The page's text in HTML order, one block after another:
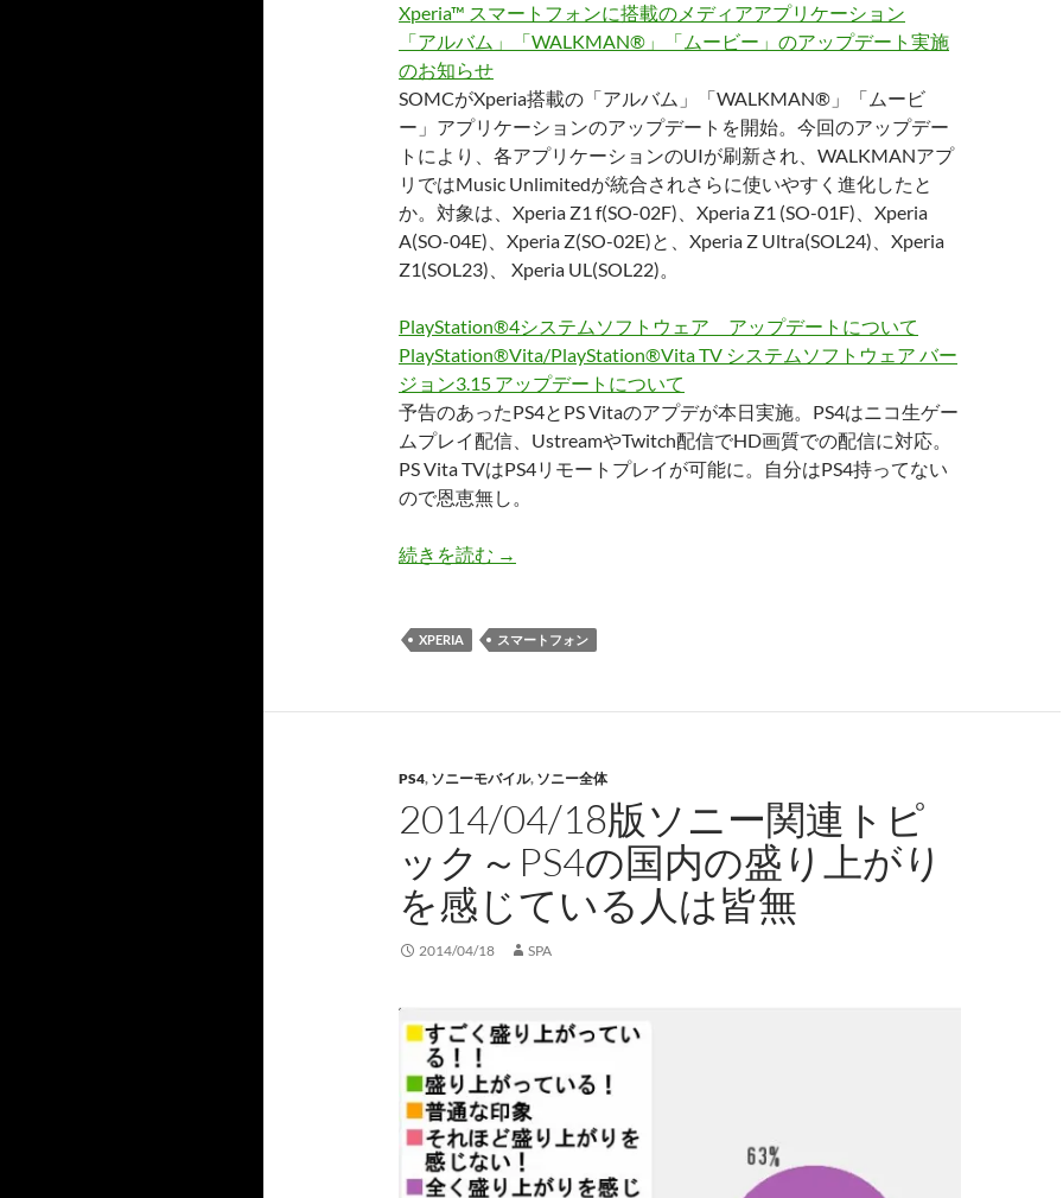
Xperia™ スマートフォンに搭載のメディアアプリケーション
「アルバム」「WALKMAN®」「ムービー」のアップデート実施
のお知らせ
SOMCがXperia搭載の「アルバム」「WALKMAN®」「ムービ
ー」アプリケーションのアップデートを開始。今回のアップデー
トにより、各アプリケーションのUIが刷新され、WALKMANアプ
リではMusic Unlimitedが統合されさらに使いやすく進化したと
か。対象は、Xperia Z1 f(SO-02F)、Xperia Z1 (SO-01F)、Xperia
A(SO-04E)、Xperia Z(SO-02E)と、Xperia Z Ultra(SOL24)、Xperia
Z1(SOL23)、 Xperia UL(SOL22)。
PlayStation®4システムソフトウェア アップデートについて
PlayStation®Vita/PlayStation®Vita TV システムソフトウェア バー
ジョン3.15 アップデートについて
予告のあったPS4とPS Vitaのアプデが本日実施。PS4はニコ生ゲー
ムプレイ配信、UstreamやTwitch配信でHD画質での配信に対応。
PS Vita TVはPS4リモートプレイが可能に。自分はPS4持ってない
ので恩恵無し。
続きを読む 2014/04/30版ソニー関連トピック〜GWはアプデ祭り
→
XPERIA スマートフォン
PS4, ソニーモバイル, ソニー全体
2014/04/18版ソニー関連トピ
ック～PS4の国内の盛り上がり
を感じている人は皆無
2014/04/18 SPA